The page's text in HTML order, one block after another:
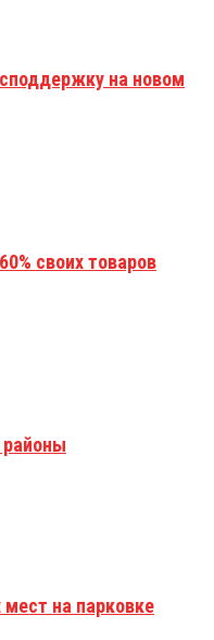
на новом
своих товаров
на парковке